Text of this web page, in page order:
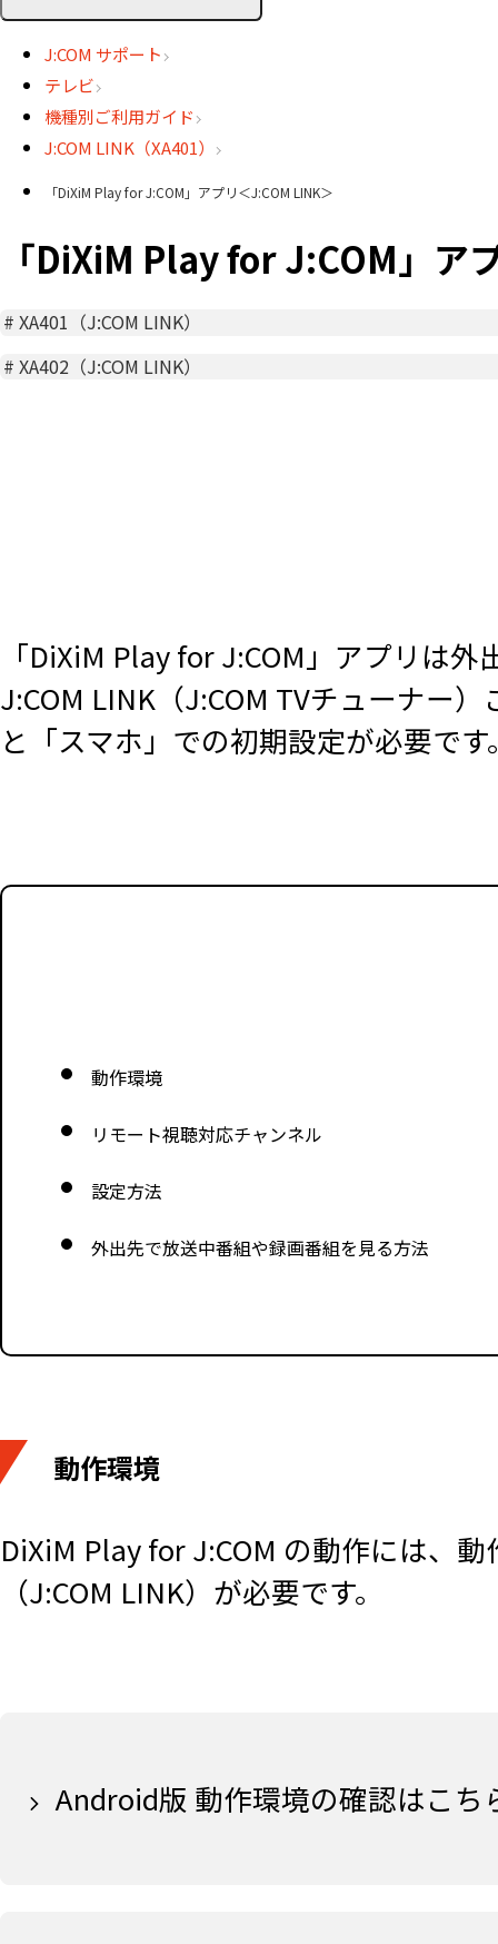
J:COM サポート
テレビ
機種別ご利用ガイド
J:COM LINK（XA401）
「DiXiM Play for J:COM」アプリ＜J:COM LINK＞
「DiXiM Play for J:COM」ア
#XA401（J:COM LINK）
#XA402（J:COM LINK）
「DiXiM Play for J:COM」アプリは
J:COM LINK（J:COM TVチューナー
と「スマホ」での初期設定が必要です
動作環境
リモート視聴対応チャンネル
設定方法
外出先で放送中番組や録画番組を見る方法
動作環境
DiXiM Play for J:COM の動作には、
（J:COM LINK）が必要です。
Android版 動作環境の確認はこち